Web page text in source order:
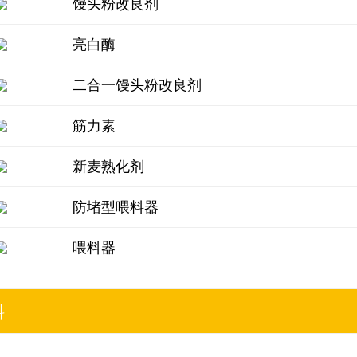
馒头粉改良剂
亮白酶
二合一馒头粉改良剂
筋力素
新麦熟化剂
防堵型喂料器
喂料器